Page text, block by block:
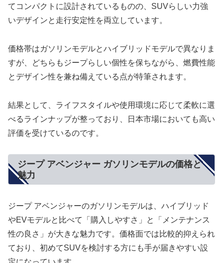
てコンパクトに設計されているものの、SUVらしい力強
いデザインと走行安定性を両立しています。
価格帯はガソリンモデルとハイブリッドモデルで異なりま
すが、どちらもジープらしい個性を保ちながら、燃費性能
とデザイン性を兼ね備えている点が特筆されます。
結果として、ライフスタイルや使用環境に応じて柔軟に選
べるラインナップが整っており、日本市場においても高い
評価を受けているのです。
ジープ アベンジャー ガソリンモデルの価格と
魅力
ジープ アベンジャーのガソリンモデルは、ハイブリッド
やEVモデルと比べて「購入しやすさ」と「メンテナンス
性の良さ」が大きな魅力です。価格面では比較的抑えられ
ており、初めてSUVを検討する方にも手が届きやすい設